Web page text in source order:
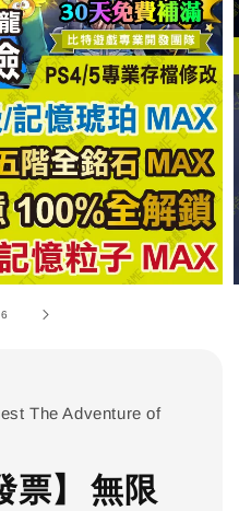
6
The Adventure of
票】 無限